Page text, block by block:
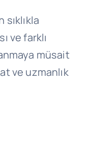
sıklıkla
ve farklı
müsait
ve uzmanlık